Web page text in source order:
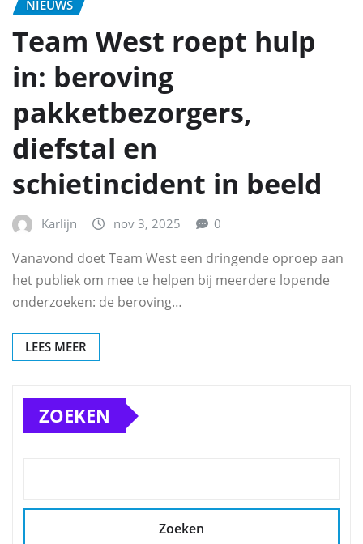
NIEUWS
Team West roept hulp
in: beroving
pakketbezorgers,
diefstal en
schietincident in beeld
Karlijn nov 3, 2025 0
Vanavond doet Team West een dringende oproep aan
het publiek om mee te helpen bij meerdere lopende
onderzoeken: de beroving…
LEES MEER
ZOEKEN
Zoeken